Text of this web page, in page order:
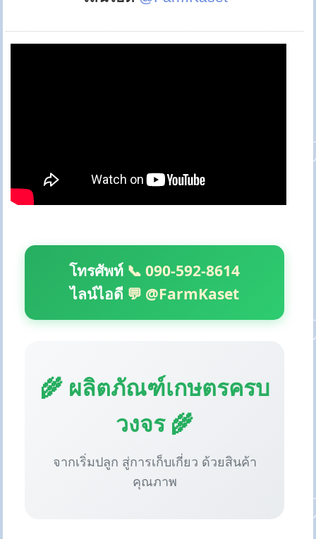
โทรศัพท์ 📞 090-592-8614
ไลน์ไอดี 💬 @FarmKaset
🌾 ผลิตภัณฑ์เกษตรครบ
วงจร 🌾
จากเริ่มปลูก สู่การเก็บเกี่ยว ด้วยสินค้า
คุณภาพ